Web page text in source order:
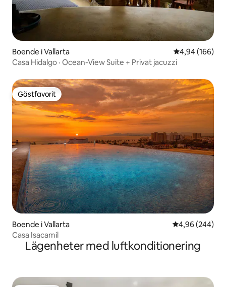
Boende i Vallarta 4,94 av 5 i
4,94 (166)
Casa Hidalgo · Ocean-View Suite + Privat jacuzzi
Gästfavorit
Gästfavorit
Boende i Vallarta 4,96 av 5 i
4,96 (244)
Casa Isacamil
Lägenheter med luftkonditionering